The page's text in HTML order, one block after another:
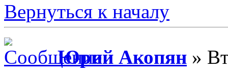
Вернуться к началу
Юрий Акопян »